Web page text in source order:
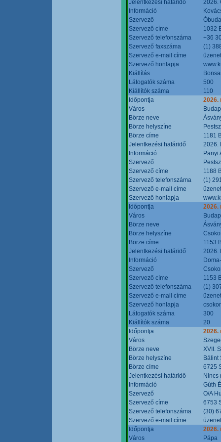
Jelentkezési határidő
2026.
Információ
Szervező
Szervező címe
1032
Szervező telefonszáma
+36
Szervező faxszáma
(1)
Szervező e-mail címe
Szervező honlapja
Kiállítás
Látogatók száma
500
Kiállítók száma
110
Időpontja
2026.
Város
Börze neve
Börze helyszíne
Börze címe
1181
Jelentkezési határidő
2026.
Információ
Panyi
Szervező
Szervező címe
1188
Szervező telefonszáma
(1)
Szervező e-mail címe
Szervező honlapja
Időpontja
2026.
Város
Börze neve
Börze helyszíne
Börze címe
1153
Jelentkezési határidő
2026.
Információ
Szervező
Szervező címe
1153
Szervező telefonszáma
(1)
Szervező e-mail címe
Szervező honlapja
Látogatók száma
300
Kiállítók száma
20
Időpontja
2026.
Város
Börze neve
XVII.
Börze helyszíne
Bálint
Börze címe
6725
Jelentkezési határidő
Nincs
Információ
Gúth
Szervező
O/A
Szervező címe
6753
Szervező telefonszáma
(30)
Szervező e-mail címe
Időpontja
2026.
Város
Pápa